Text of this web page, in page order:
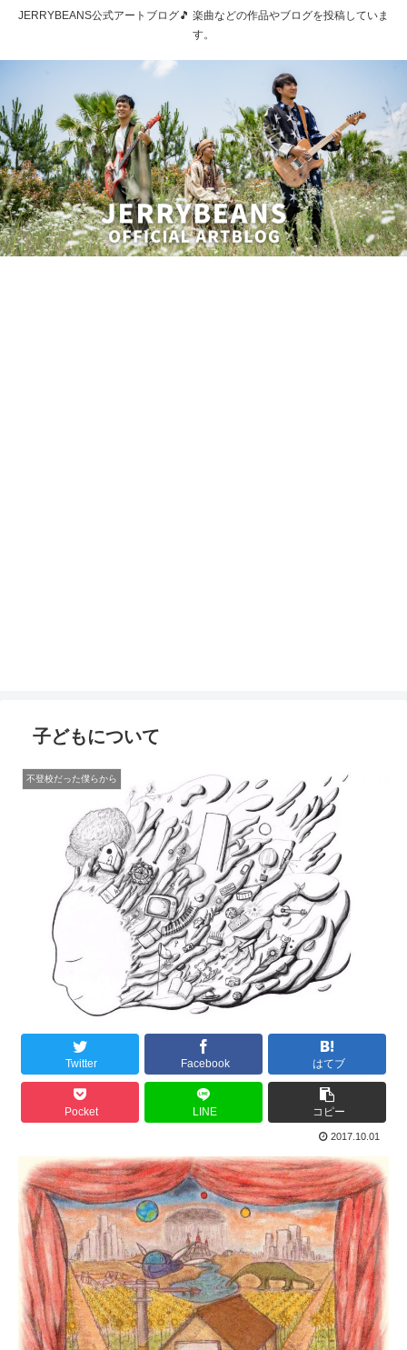
JERRYBEANS公式アートブログ🎵 楽曲などの作品やブログを投稿していま
す。
子どもについて
不登校だった僕らから
Twitter Facebook はてブ
Pocket LINE コピー
2017.10.01